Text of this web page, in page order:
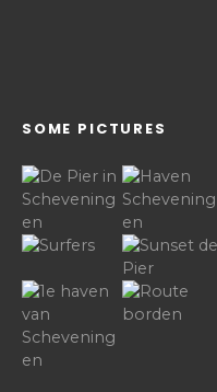
SOME PICTURES